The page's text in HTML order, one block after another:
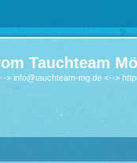
Tauchteam
> info@tauchteam-mg.de <-->